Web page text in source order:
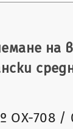
на
708 /